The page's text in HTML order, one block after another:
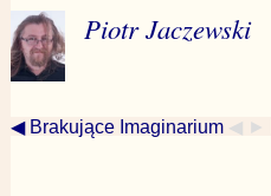
Piotr Jaczewski
◀ Brakujące Imaginarium ◀ ►